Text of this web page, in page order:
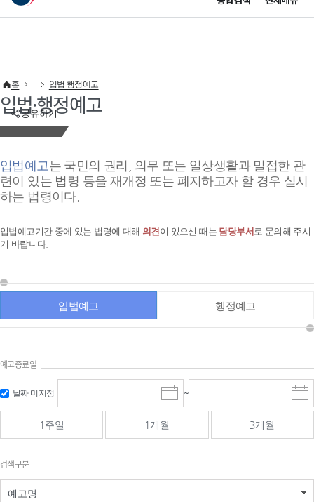
이 누리집은 대한민국 공식 전자정부 누리집입니다.
공유하기
홈 입법·행정예고
입법·행정예고
입법예고는 국민의 권리, 의무 또는 일상생활과 밀접한 관
련이 있는 법령 등을 재개정 또는 폐지하고자 할 경우 실시
하는 법령이다.
입법예고기간 중에 있는 법령에 대해 의견이 있으신 때는 담당부서 로 문의해 주시
기 바랍니다.
입법예고 행정예고
예고종료일
날짜 미지정
시
작
일
선
~
종
료
선
1주일 1개월 3개월
검색구분
예고명